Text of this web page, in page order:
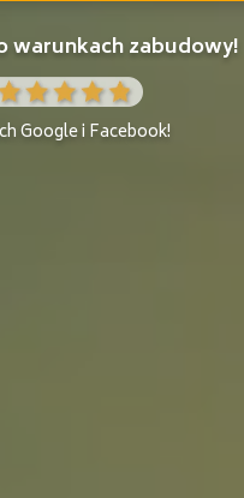
warunkach zabudowy!
Google i Facebook!